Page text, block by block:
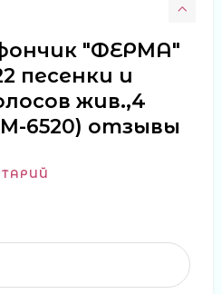
"ФЕРМА"
песенки и
жив.,4
6520) отзывы